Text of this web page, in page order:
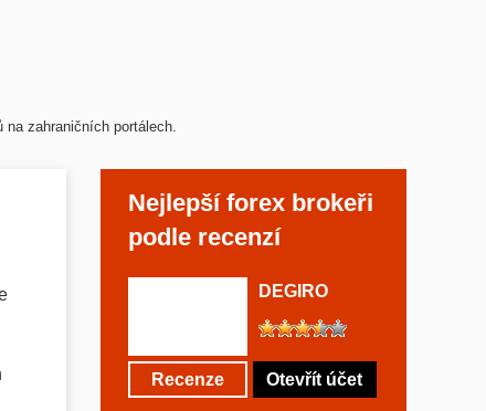
zahraničních portálech.
Nejlepší forex brokeři
podle recenzí
DEGIRO
Recenze Otevřít účet